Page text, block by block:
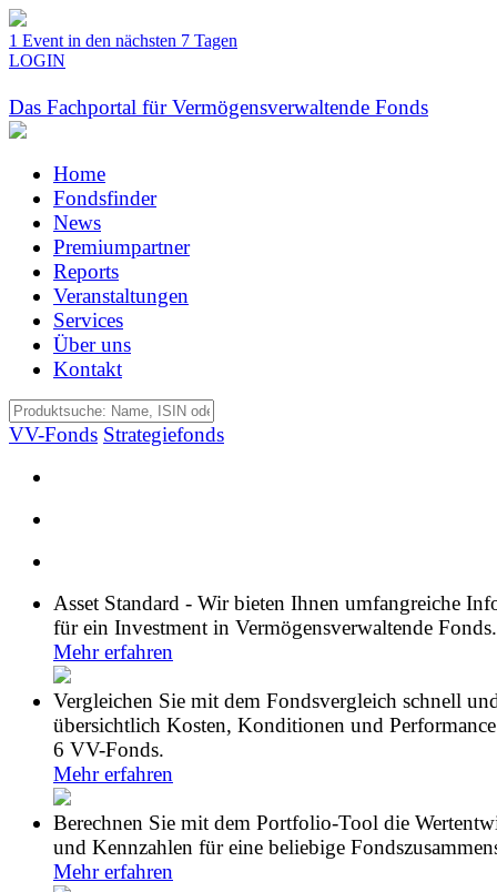
1 Event in den nächsten 7 Tagen
LOGIN
Das Fachportal für Vermögensverwaltende Fonds
Home
Fondsfinder
News
Premiumpartner
Reports
Veranstaltungen
Services
Über uns
Kontakt
VV-Fonds Strategiefonds
Asset Standard - Wir bieten Ihnen umfangreiche
für ein Investment in Vermögensverwaltende Fonds.
Mehr erfahren
Vergleichen Sie mit dem Fondsvergleich schnell
übersichtlich Kosten, Konditionen und
6 VV-Fonds.
Mehr erfahren
Berechnen Sie mit dem Portfolio-Tool die
und Kennzahlen für eine beliebige
Mehr erfahren